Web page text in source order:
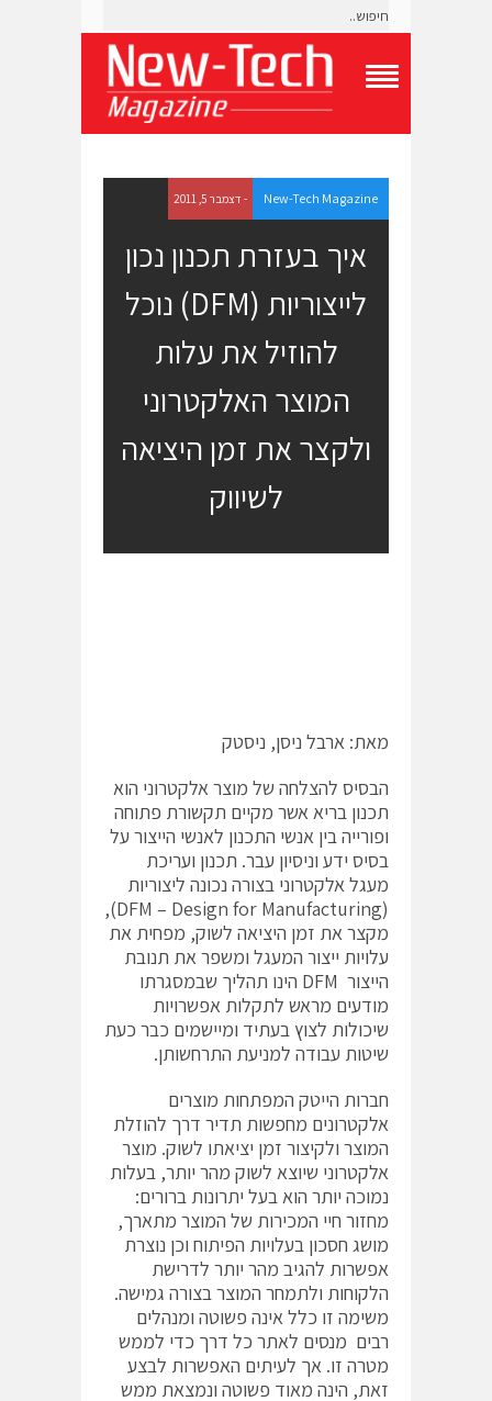
g
l
e
N
New-Tech Magazine - דצמבר 5, 2011
איך בעזרת תכנון נכון
לייצוריות (DFM) נוכל
להוזיל את עלות
המוצר האלקטרוני
ולקצר את זמן היציאה
לשיווק
מאת: ארבל ניסן, ניסטק
הבסיס להצלחה של מוצר אלקטרוני הוא
תכנון בריא אשר מקיים תקשורת פתוחה
ופורייה בין אנשי התכנון לאנשי הייצור על
בסיס ידע וניסיון עבר. תכנון ועריכת
מעגל אלקטרוני בצורה נכונה ליצוריות
(DFM – Design for Manufacturing),
מקצר את זמן היציאה לשוק, מפחית את
עלויות ייצור המעגל ומשפר את תנובת
הייצור DFM הינו תהליך שבמסגרתו
מודעים מראש לתקלות אפשרויות
שיכולות לצוץ בעתיד ומיישמים כבר כעת
שיטות עבודה למניעת התרחשותן.
חברות הייטק המפתחות מוצרים
אלקטרונים מחפשות תדיר דרך להוזלת
המוצר ולקיצור זמן יציאתו לשוק. מוצר
אלקטרוני שיוצא לשוק מהר יותר, בעלות
נמוכה יותר הוא בעל יתרונות ברורים:
מחזור חיי המכירות של המוצר מתארך,
מושג חסכון בעלויות הפיתוח וכן נוצרת
אפשרות להגיב מהר יותר לדרישת
הלקוחות ולתמחר המוצר בצורה גמישה.
משימה זו כלל אינה פשוטה ומנהלים
רבים מנסים לאתר כל דרך כדי לממש
מטרה זו. אך לעיתים האפשרות לבצע
זאת, הינה מאוד פשוטה ונמצאת ממש